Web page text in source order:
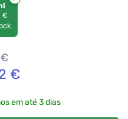
€
€
em até 3 dias